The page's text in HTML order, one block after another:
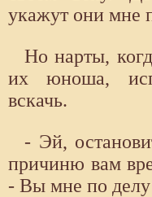
укажут они мне
Но нарты,
их юноша,
вскачь.
- Эй,
причиню вам
- Вы мне по